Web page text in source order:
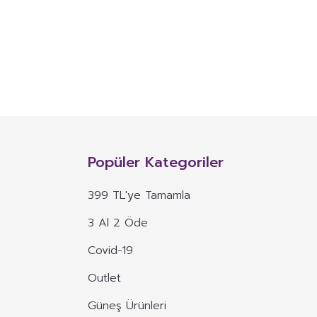
maddelerin konsantre veya ekstraktlarının tek başına veya
dozu belirlenmiş ürünleri ifade eder.
böyle özelliklere atıfta bulunan ifadeler yer alamaz.
eden veya vurgulayan ifadeler yer alamaz.
Popüler Kategoriler
399 TL'ye Tamamla
3 Al 2 Öde
Covid-19
Outlet
Güneş Ürünleri